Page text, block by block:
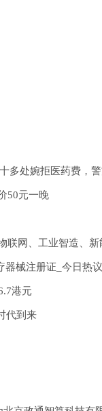
多处婉拒医药费，
50元一晚
网、工业智造、
器械注册证_今日热议
港元
代到来